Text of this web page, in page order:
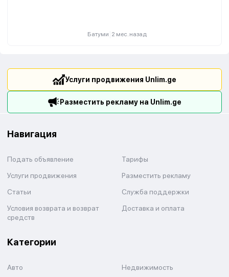
Батуми 2 мес. назад
Услуги продвижения Unlim.ge
Разместить рекламу на Unlim.ge
Навигация
Подать объявление
Тарифы
Услуги продвижения
Разместить рекламу
Статьи
Служба поддержки
Условия возврата и возврат
средств
Доставка и оплата
Категории
Авто
Недвижимость